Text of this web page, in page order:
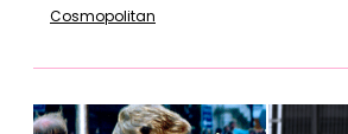
Cosmopolitan